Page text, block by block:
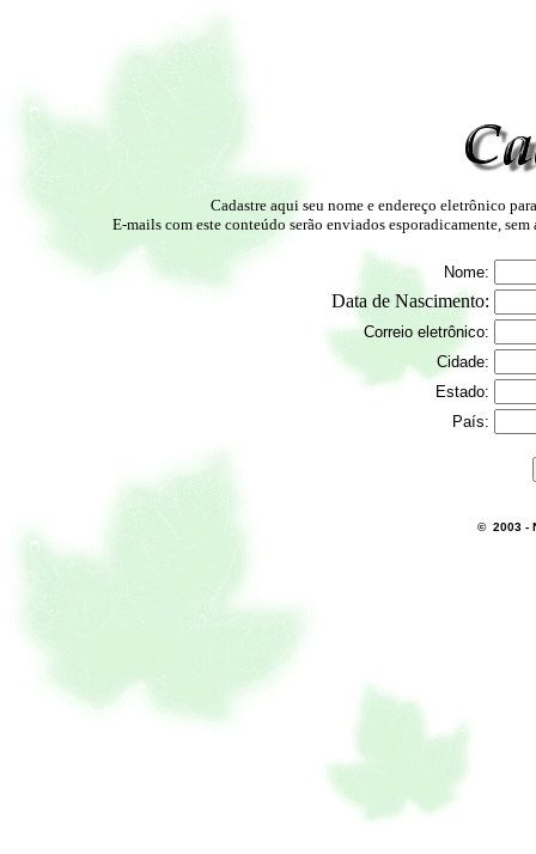
Cadastre aqui seu nome e endereço eletrônico
E-mails com este conteúdo serão enviados esporadicamente,
Nome:
Data de Nascimento:
Correio eletrônico:
Cidade:
Estado:
País:
© 2003 -